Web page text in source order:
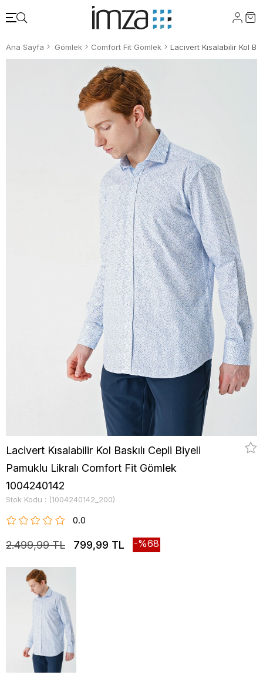
Ana Sayfa Gömlek Comfort Fit Gömlek
Lacivert Kısalabilir Kol Baskılı Cepli Biyeli
Pamuklu Likralı Comfort Fit Gömlek
1004240142
Stok Kodu (1004240142_200)
0.0
2.499,99 TL 799,99 TL 68